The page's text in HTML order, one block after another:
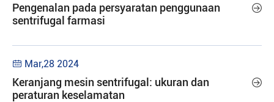
Pengenalan pada persyaratan penggunaan
sentrifugal farmasi

 Mar,28 2024
Keranjang mesin sentrifugal: ukuran dan
peraturan keselamatan
